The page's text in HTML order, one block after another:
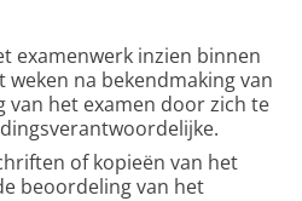
examenwerk inzien binnen
na bekendmaking van
van het examen door zich te
of kopieën van het
beoordeling van het